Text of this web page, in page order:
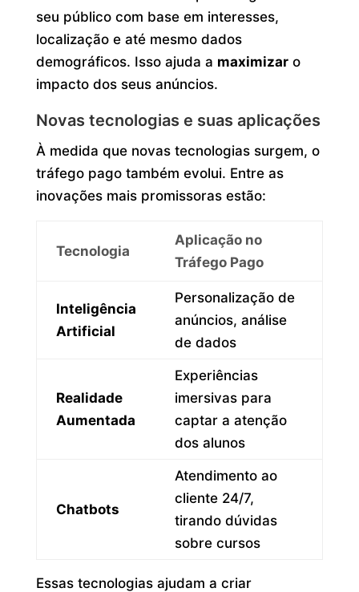
seu público com base em interesses,
localização e até mesmo dados
demográficos. Isso ajuda a maximizaro
impacto dos seus anúncios.
Novas tecnologias e suas aplicações
À medida que novas tecnologias surgem, o
tráfego pago também evolui. Entre as
inovações mais promissoras estão:
Tecnologia
Aplicação no
Tráfego Pago
Inteligência
Artificial
Personalização de
anúncios, análise
de dados
Realidade
Aumentada
Experiências
imersivas para
captar a atenção
dos alunos
Chatbots
Atendimento ao
cliente 24/7,
tirando dúvidas
sobre cursos
Essas tecnologias ajudam a criar